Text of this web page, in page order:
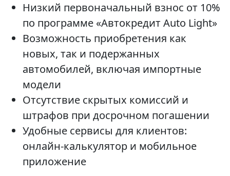
Низкий первоначальный взнос от 10%
по программе «Автокредит Auto Light»
Возможность приобретения как
новых, так и подержанных
автомобилей, включая импортные
модели
Отсутствие скрытых комиссий и
штрафов при досрочном погашении
Удобные сервисы для клиентов:
онлайн-калькулятор и мобильное
приложение